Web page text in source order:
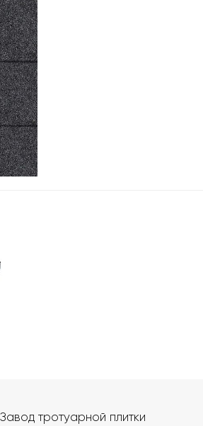
Завод тротуарной плитки